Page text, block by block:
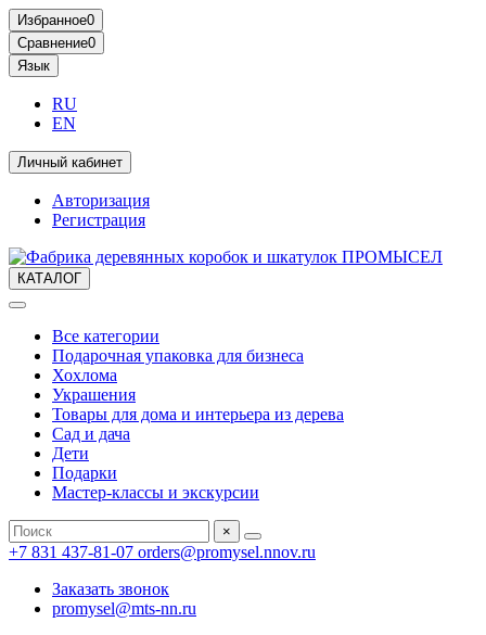
Избранное0
Сравнение0
Язык
RU
EN
Личный кабинет
Авторизация
Регистрация
КАТАЛОГ
Все категории
Подарочная упаковка для бизнеса
Хохлома
Украшения
Товары для дома и интерьера из дерева
Сад и дача
Дети
Подарки
Мастер-классы и экскурсии
×
+7 831 437-81-07 orders@promysel.nnov.ru
Заказать звонок
promysel@mts-nn.ru